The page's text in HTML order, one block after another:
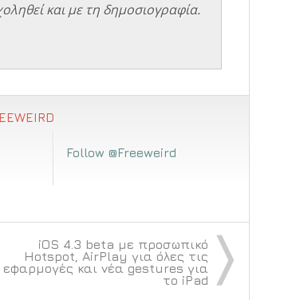
και με τη δημοσιογραφία.
Follow @Freeweird
〉
iOS 4.3 beta με προσωπικό
Hotspot, AirPlay για όλες τις
εφαρμογές και νέα gestures για
το iPad